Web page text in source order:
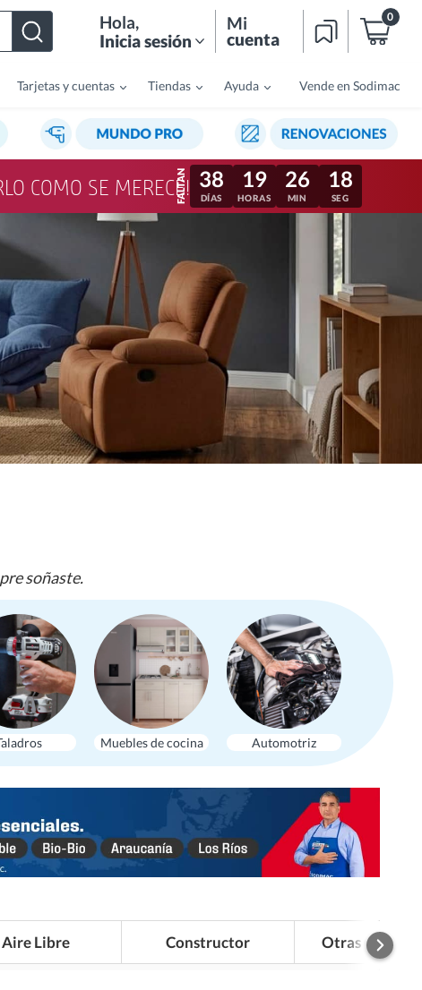
Hola,
Inicia sesión
Mi
cuenta
0
Tarjetas y cuentas Tiendas Ayuda Vende en Sodimac
COMO SE MERECE! 38
DÍAS
19
HORAS
26
MIN
15
SEG
soñaste.
Muebles de cocina Automotriz
Aire Libre Constructor Otras